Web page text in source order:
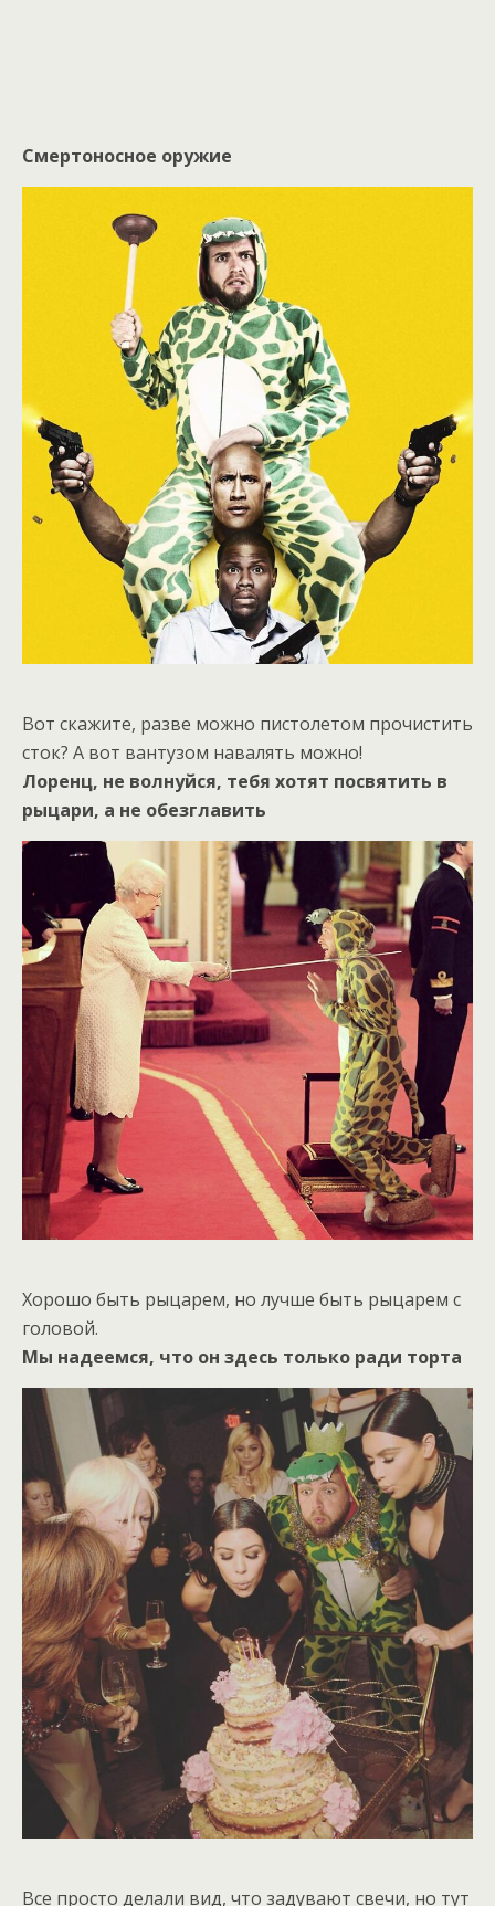
Смертоносное оружие
Вот скажите, разве можно пистолетом прочистить
сток? А вот вантузом навалять можно!
Лоренц, не волнуйся, тебя хотят посвятить в
рыцари, а не обезглавить
Хорошо быть рыцарем, но лучше быть рыцарем с
головой.
Мы надеемся, что он здесь только ради торта
Все просто делали вид, что задувают свечи, но тут